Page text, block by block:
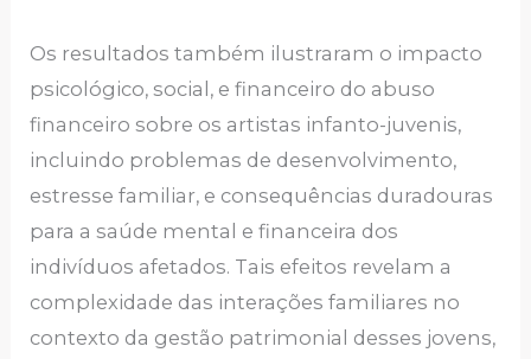
Os resultados também ilustraram o impacto
psicológico, social, e financeiro do abuso
financeiro sobre os artistas infanto-juvenis,
incluindo problemas de desenvolvimento,
estresse familiar, e consequências duradouras
para a saúde mental e financeira dos
indivíduos afetados. Tais efeitos revelam a
complexidade das interações familiares no
contexto da gestão patrimonial desses jovens,